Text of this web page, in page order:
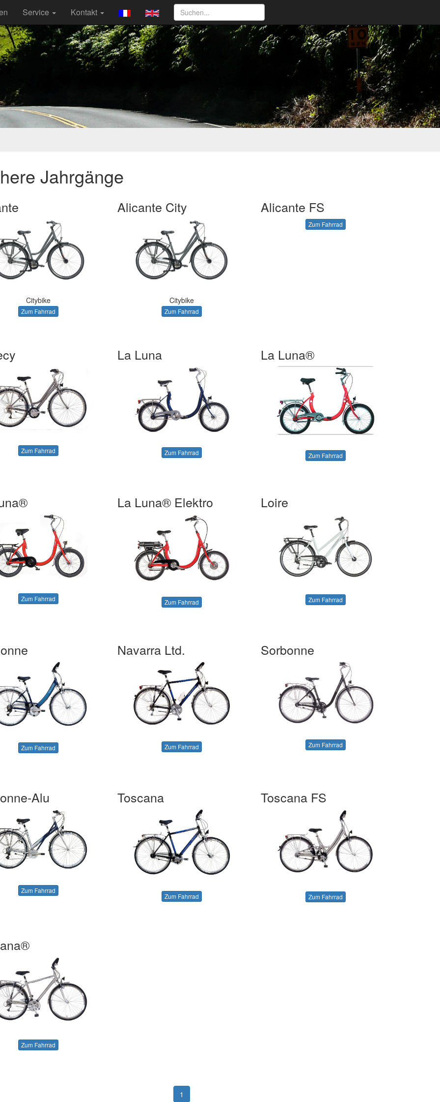
Service Kontakt
Jahrgänge
Citybike
Zum Fahrrad
Alicante City
Citybike
Zum Fahrrad
Alicante FS
Zum Fahrrad
Zum Fahrrad
La Luna
Zum Fahrrad
La Luna®
Zum Fahrrad
Zum Fahrrad
La Luna® Elektro
Zum Fahrrad
Loire
Zum Fahrrad
Zum Fahrrad
Navarra Ltd.
Zum Fahrrad
Sorbonne
Zum Fahrrad
Alu
Zum Fahrrad
Toscana
Zum Fahrrad
Toscana FS
Zum Fahrrad
Zum Fahrrad
1